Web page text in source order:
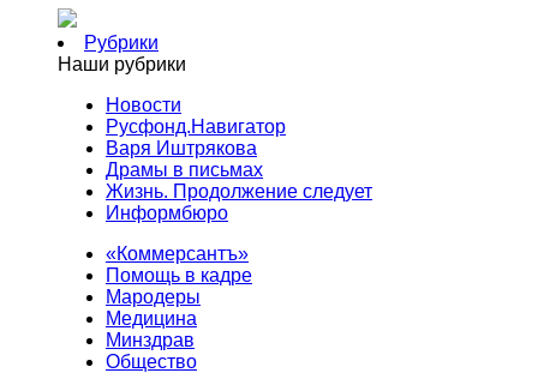
Рубрики
Наши рубрики
Новости
Русфонд.Навигатор
Варя Иштрякова
Драмы в письмах
Жизнь. Продолжение следует
Информбюро
«Коммерсантъ»
Помощь в кадре
Мародеры
Медицина
Минздрав
Общество